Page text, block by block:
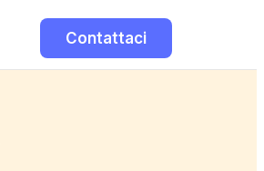
Contattaci